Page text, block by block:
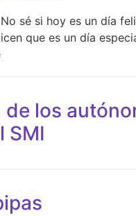
sé si hoy es un día
que es un día
de los
SMI